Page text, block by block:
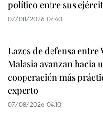
político entre sus
07/08/2026 07:40
Lazos de defensa entre
Malasia avanzan hacia
cooperación más
experto
07/08/2026 04:10